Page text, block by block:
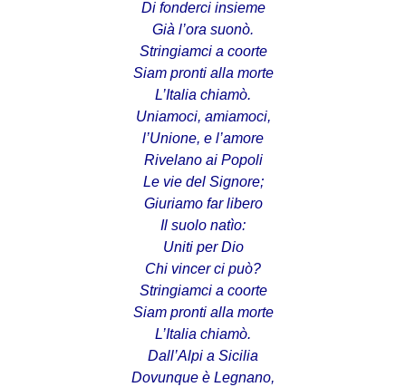
Di fonderci insieme
Già l’ora suonò.
Stringiamci a coorte
Siam pronti alla morte
L’Italia chiamò.
Uniamoci, amiamoci,
l’Unione, e l’amore
Rivelano ai Popoli
Le vie del Signore;
Giuriamo far libero
Il suolo natìo:
Uniti per Dio
Chi vincer ci può?
Stringiamci a coorte
Siam pronti alla morte
L’Italia chiamò.
Dall’Alpi a Sicilia
Dovunque è Legnano,